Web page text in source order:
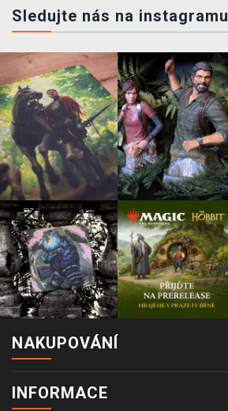
Sledujte nás na instagramu
NAKUPOVÁNÍ
INFORMACE